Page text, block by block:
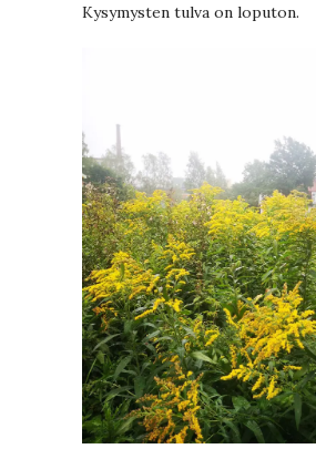
Kysymysten tulva on loputon.